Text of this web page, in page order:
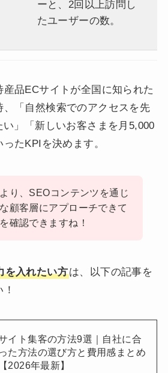
ーと、2回以上訪問し
たユーザーの数。
品ECサイトが全国に知られた
、「自然検索でのアクセスを先
い」「新しいお客さまを月5,000
たKPIを決めます。
り、SEOコンテンツを通じ
顧客層にアプローチできて
確認できますね！
を入れたい方は、以下の記事を
イト集客の方法9選｜自社に合
った方法の選び方と費用感まとめ
【2026年最新】